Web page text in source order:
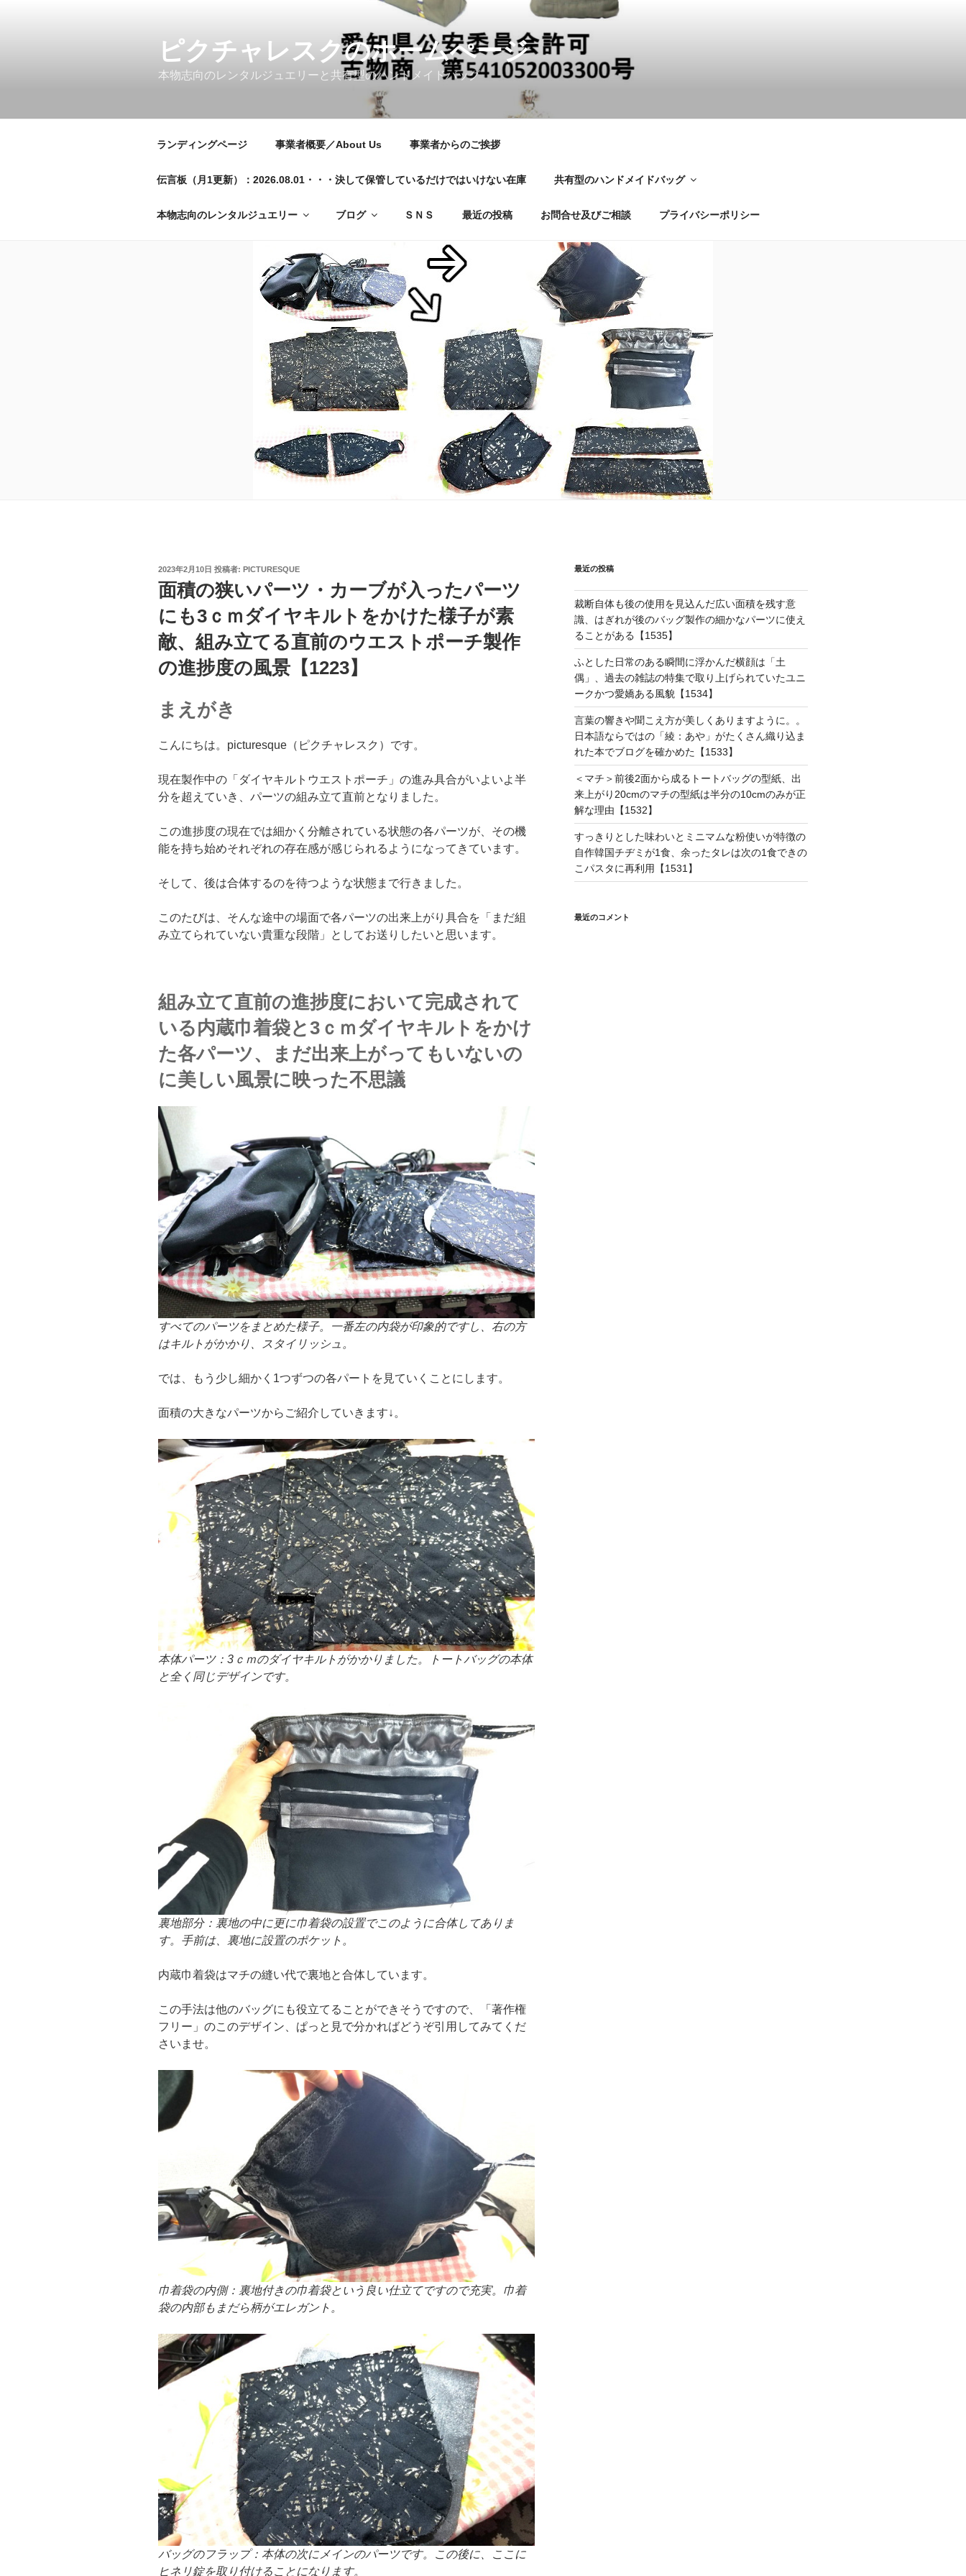
ピクチャレスクのホームぺージ
本物志向のレンタルジュエリーと共有型のハンドメイドバッグ
ランディングページ 事業者概要／About Us 事業者からのご挨拶
伝言板（月1更新）：2026.08.01・・・決して保管しているだけではいけない在庫 共有型のハンドメイドバッグ
本物志向のレンタルジュエリー ブログ ＳＮＳ 最近の投稿 お問合せ及びご相談 プライバシーポリシー
投
稿
日:
2023年2月10日 投稿者: PICTURESQUE
面積の狭いパーツ・カーブが入ったパーツ
にも3ｃｍダイヤキルトをかけた様子が素
敵、組み立てる直前のウエストポーチ製作
の進捗度の風景【1223】
まえがき
こんにちは。picturesque（ピクチャレスク）です。
現在製作中の「ダイヤキルトウエストポーチ」の進み具合がいよいよ半
分を超えていき、パーツの組み立て直前となりました。
この進捗度の現在では細かく分離されている状態の各パーツが、その機
能を持ち始めそれぞれの存在感が感じられるようになってきています。
そして、後は合体するのを待つような状態まで行きました。
このたびは、そんな途中の場面で各パーツの出来上がり具合を「まだ組
み立てられていない貴重な段階」としてお送りしたいと思います。
組み立て直前の進捗度において完成されて
いる内蔵巾着袋と3ｃｍダイヤキルトをかけ
た各パーツ、まだ出来上がってもいないの
に美しい風景に映った不思議
すべてのパーツをまとめた様子。一番左の内袋が印象的ですし、右の方
はキルトがかかり、スタイリッシュ。
では、もう少し細かく1つずつの各パートを見ていくことにします。
面積の大きなパーツからご紹介していきます↓。
本体パーツ：3ｃｍのダイヤキルトがかかりました。トートバッグの本体
と全く同じデザインです。
裏地部分：裏地の中に更に巾着袋の設置でこのように合体してありま
す。手前は、裏地に設置のポケット。
内蔵巾着袋はマチの縫い代で裏地と合体しています。
この手法は他のバッグにも役立てることができそうですので、「著作権
フリー」のこのデザイン、ぱっと見で分かればどうぞ引用してみてくだ
さいませ。
巾着袋の内側：裏地付きの巾着袋という良い仕立てですので充実。巾着
袋の内部もまだら柄がエレガント。
バッグのフラップ：本体の次にメインのパーツです。この後に、ここに
ヒネリ錠を取り付けることになります。
最近の投稿
裁断自体も後の使用を見込んだ広い面積を残す意
識、はぎれが後のバッグ製作の細かなパーツに使え
ることがある【1535】
ふとした日常のある瞬間に浮かんだ横顔は「土
偶」、過去の雑誌の特集で取り上げられていたユニ
ークかつ愛嬌ある風貌【1534】
言葉の響きや聞こえ方が美しくありますように。。
日本語ならではの「綾：あや」がたくさん織り込ま
れた本でブログを確かめた【1533】
＜マチ＞前後2面から成るトートバッグの型紙、出
来上がり20cmのマチの型紙は半分の10cmのみが正
解な理由【1532】
すっきりとした味わいとミニマムな粉使いが特徴の
自作韓国チヂミが1食、余ったタレは次の1食できの
こパスタに再利用【1531】
最近のコメント